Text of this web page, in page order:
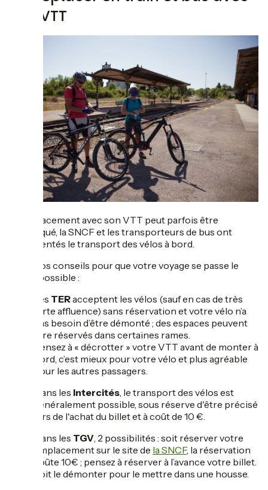
son VTT
Le déplacement avec son VTT peut parfois être
compliqué, la SNCF et les transporteurs de bus ont
réglementés le transport des vélos à bord.
Voici nos conseils pour que votre voyage se passe le
mieux possible :
Les TERacceptent les vélos (sauf en cas de très
forte affluence) sans réservation et votre vélo n’a
pas besoin d’être démonté ; des espaces peuvent
être réservés dans certaines rames.
Pensez à « décrotter » votre VTT avant de monter à
bord, c’est mieux pour votre vélo et plus agréable
pour les autres passagers.
Dans les Intercités , le transport des vélos est
généralement possible, sous réserve d'être précisé
lors de l'achat du billet et à coût de 10 €.
Dans les TGV , 2 possibilités : soit réserver votre
emplacement sur le site de la SNCF, la réservation
coûte 10€ ; pensez à réserver à l’avance votre billet.
Soit le démonter pour le mettre dans une housse.